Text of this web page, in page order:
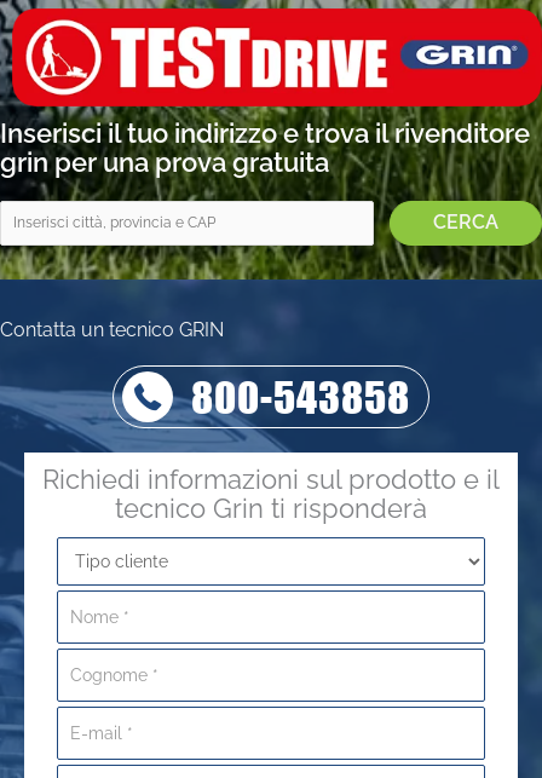
Inserisci il tuo indirizzo e trova il rivenditore
grin per una prova gratuita
Contatta un tecnico GRIN
800-543858
Richiedi informazioni sul prodotto e il
tecnico Grin ti risponderà